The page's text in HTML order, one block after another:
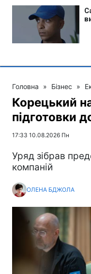
Головна » Бізнес »
Корецький
підготовки
17:33 10.08.2026 Пн
Уряд зібрав
компаній
ОЛЕНА БДЖОЛА